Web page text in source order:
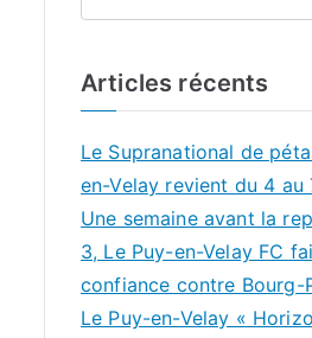
Articles récents
Le Supranational de
en-Velay revient du 4 au
Une semaine avant la
3, Le Puy-en-Velay FC
confiance contre Bourg-
Le Puy-en-Velay «